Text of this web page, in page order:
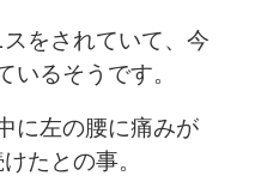
をされていて、今
いるそうです。
に左の腰に痛みが
たとの事。